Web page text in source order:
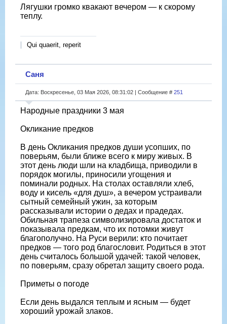
Лягушки громко квакают вечером — к скорому
теплу.
Qui quaerit, reperit
Саня
Дата: Воскресенье, 03 Мая 2026, 08:31:02 | Сообщение # 251
Народные праздники 3 мая
Окликание предков
В день Окликания предков души усопших, по
поверьям, были ближе всего к миру живых. В
этот день люди шли на кладбища, приводили в
порядок могилы, приносили угощения и
поминали родных. На столах оставляли хлеб,
воду и кисель «для душ», а вечером устраивали
сытный семейный ужин, за которым
рассказывали истории о дедах и прадедах.
Обильная трапеза символизировала достаток и
показывала предкам, что их потомки живут
благополучно. На Руси верили: кто почитает
предков — того род благословит. Родиться в этот
день считалось большой удачей: такой человек,
по поверьям, сразу обретал защиту своего рода.
Приметы о погоде
Если день выдался теплым и ясным — будет
хороший урожай злаков.